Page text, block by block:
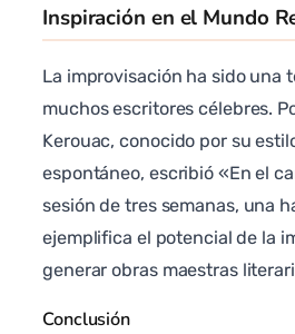
Inspiración en el Mundo
La improvisación ha sido una
muchos escritores célebres.
Kerouac, conocido por su
espontáneo, escribió «En el
sesión de tres semanas, una
ejemplifica el potencial de la
generar obras maestras
Conclusión